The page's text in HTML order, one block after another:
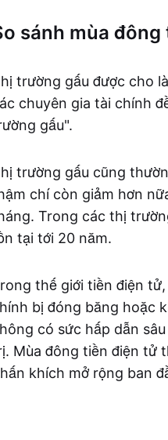
sánh mùa
trường gấu được cho
chuyên gia tài chính
gấu".
trường gấu cũng
chí còn giảm hơn
Trong các thị
tại tới 20 năm.
thế giới tiền điện
bị đóng băng hoặc
có sức hấp dẫn
Mùa đông tiền điện tử
khích mở rộng ban